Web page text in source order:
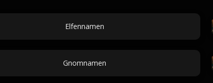
Elfennamen
Gnomnamen